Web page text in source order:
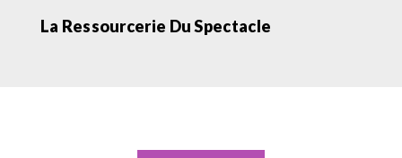
La Ressourcerie Du Spectacle